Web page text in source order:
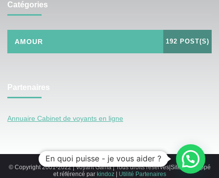
Catégories
AMOUR 192 POST(S)
Partenaires
Annuaire Cabinet de voyants en ligne
© Copyright 2001-2022 | Voyant Gama | Tous droits réservés|Site développé
et référencé par kindoz| Utilité Partenaires
En quoi puisse - je vous aider ?